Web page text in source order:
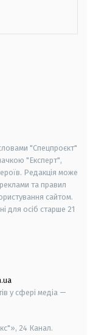
"Спецпроєкт"
"Експерт",
Редакція може
та правил
сайтом.
для осіб старше 21
у сфері медіа —
24 Канал.